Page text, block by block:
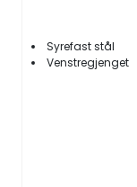
Syrefast stål
Venstregjenget